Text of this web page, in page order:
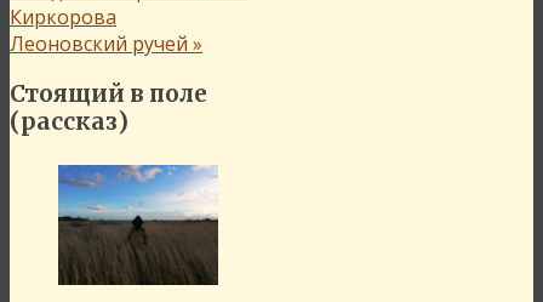
Киркорова
Леоновский ручей »
Стоящий в поле
(рассказ)